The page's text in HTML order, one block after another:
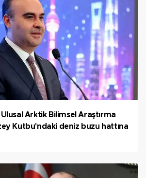
Ulusal Arktik Bilimsel Araştırma
Kutbu'ndaki deniz buzu hattına